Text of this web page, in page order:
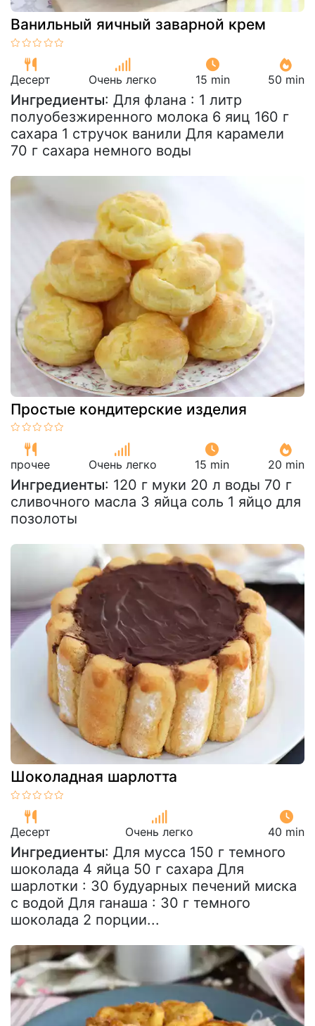
Ванильный яичный заварной крем
Десерт Очень легко 15 min 50 min
Ингредиенты: Для флана : 1 литр
полуобезжиренного молока 6 яиц 160 г
сахара 1 стручок ванили Для карамели
70 г сахара немного воды
Простые кондитерские изделия
прочее Очень легко 15 min 20 min
Ингредиенты: 120 г муки 20 л воды 70 г
сливочного масла 3 яйца соль 1 яйцо для
позолоты
Шоколадная шарлотта
Десерт Очень легко 40 min
Ингредиенты: Для мусса 150 г темного
шоколада 4 яйца 50 г сахара Для
шарлотки : 30 будуарных печений миска
с водой Для ганаша : 30 г темного
шоколада 2 порции...